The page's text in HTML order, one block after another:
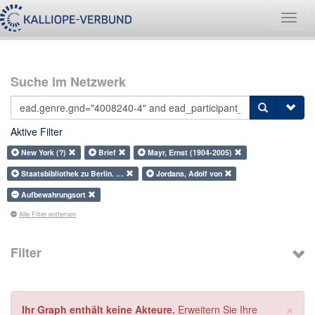
Suche im Netzwerk
Aktive Filter
New York (?) Brief
Mayr, Ernst (1904-2005)
Staatsbibliothek zu Berlin. …
Jordans, Adolf von
Aufbewahrungsort
Alle Filter entfernen
Filter
×
Ihr Graph enthält keine Akteure. Erweitern Sie Ihre